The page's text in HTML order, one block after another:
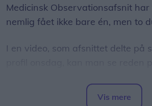
Medicinsk Observationsafsnit
nemlig fået ikke bare én, men to
I en video, som afsnittet delte på
Dueparret forsøger hvert år at
Vis mere